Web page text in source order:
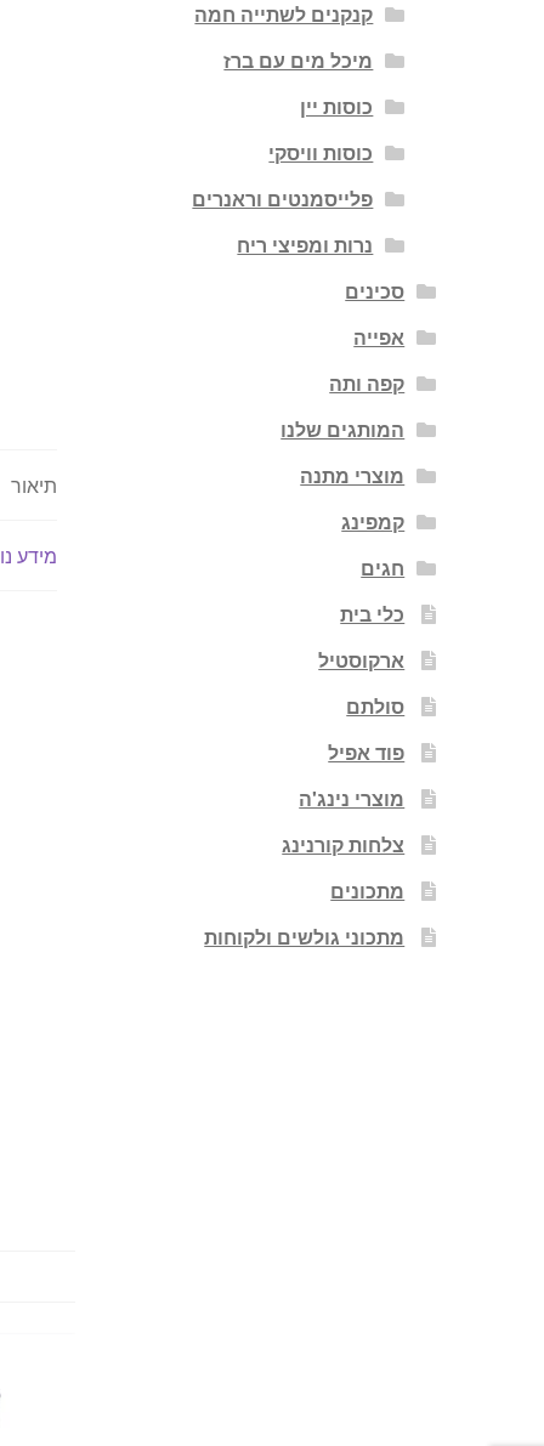
תיאור
מידע
קנקנים לשתייה חמה
מיכל מים עם ברז
כוסות יין
כוסות וויסקי
פלייסמנטים וראנרים
נרות ומפיצי ריח
סכינים
אפייה
קפה ותה
המותגים שלנו
מוצרי מתנה
קמפינג
חגים
כלי בית
ארקוסטיל
סולתם
פוד אפיל
מוצרי נינג'ה
צלחות קורנינג
מתכונים
מתכוני גולשים ולקוחות